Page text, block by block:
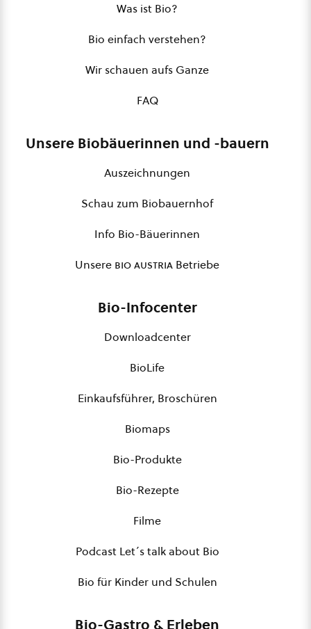
Was ist Bio?
Bio einfach verstehen?
Wir schauen aufs Ganze
FAQ
Unsere Biobäuerinnen und -bauern
Auszeichnungen
Schau zum Biobauernhof
Info Bio-Bäuerinnen
Unsere bio austria Betriebe
Bio-Infocenter
Downloadcenter
BioLife
Einkaufsführer, Broschüren
Biomaps
Bio-Produkte
Bio-Rezepte
Filme
Podcast Let´s talk about Bio
Bio für Kinder und Schulen
Bio-Gastro & Erleben